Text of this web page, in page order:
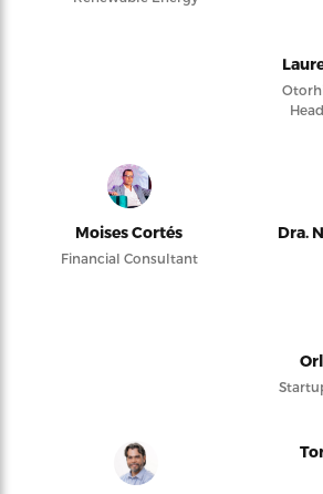
Moises Cortés
Financial Consultant
Dra.